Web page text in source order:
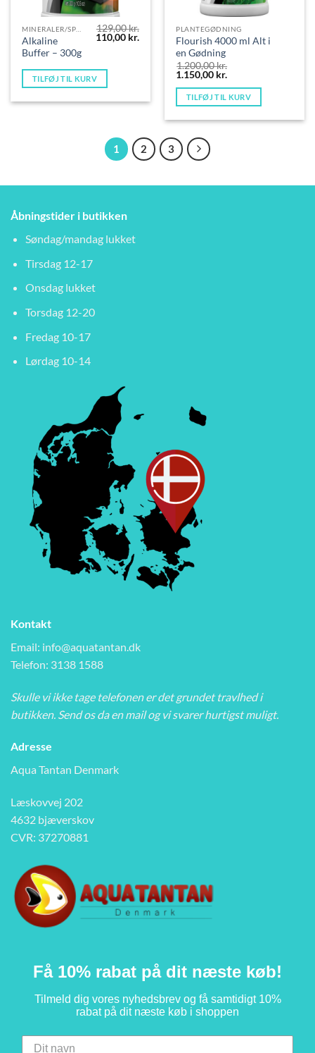
Alkaline
Buffer – 300g
129,00kr.
Den
oprindelige
129,00 kr..
110,00 kr.
110,00 kr..
TILFØJ TIL KURV
PLANTEGØDNING
Flourish 4000 ml Alt i
en Gødning
1.200,00kr.
Den
oprindelige
pris
var:
1.150,00 kr.
pris
er:
TILFØJ TIL KURV
1 2 3
Åbningstider i butikken
Søndag/mandag lukket
Tirsdag 12-17
Onsdag lukket
Torsdag 12-20
Fredag 10-17
Lørdag 10-14
Kontakt
Email: info@aquatantan.dk
Telefon: 3138 1588
Skulle vi ikke tage telefonen er det grundet travlhed i
butikken. Send os da en mail og vi svarer hurtigst muligt.
Adresse
Aqua Tantan Denmark
Læskovvej 202
4632 bjæverskov
CVR: 37270881
Få 10% rabat på dit næste køb!
Tilmeld dig vores nyhedsbrev og få samtidigt 10%
rabat på dit næste køb i shoppen